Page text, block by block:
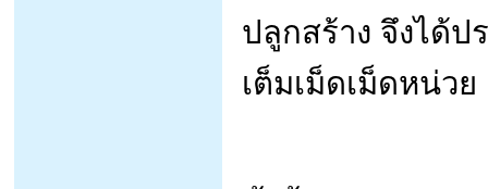
ปลูกสร้าง จึงได้ป
เต็มเม็ดเม็ดหน่วย